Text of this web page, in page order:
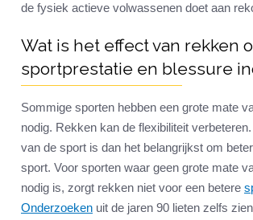
de fysiek actieve volwassenen doet aan
Wat is het effect van rekken
sportprestatie en blessure
Sommige sporten hebben een grote mate
nodig. Rekken kan de flexibiliteit
van de sport is dan het belangrijkst om
sport. Voor sporten waar geen grote mate
nodig is, zorgt rekken niet voor een betere
Onderzoeken uit de jaren 90 lieten zelfs